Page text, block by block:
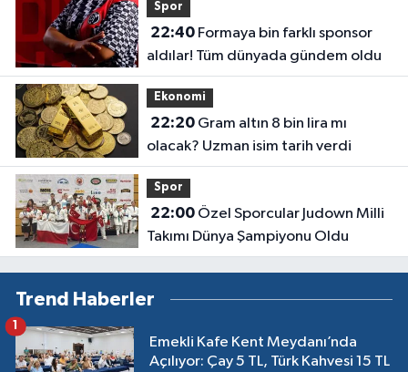
Spor
22:40Formaya bin farklı sponsor
aldılar! Tüm dünyada gündem oldu
Ekonomi
22:20Gram altın 8 bin lira mı
olacak? Uzman isim tarih verdi
Spor
22:00Özel Sporcular Judown Milli
Takımı Dünya Şampiyonu Oldu
Trend Haberler
Emekli Kafe Kent Meydanı’nda
Açılıyor: Çay 5 TL, Türk Kahvesi 15 TL
1